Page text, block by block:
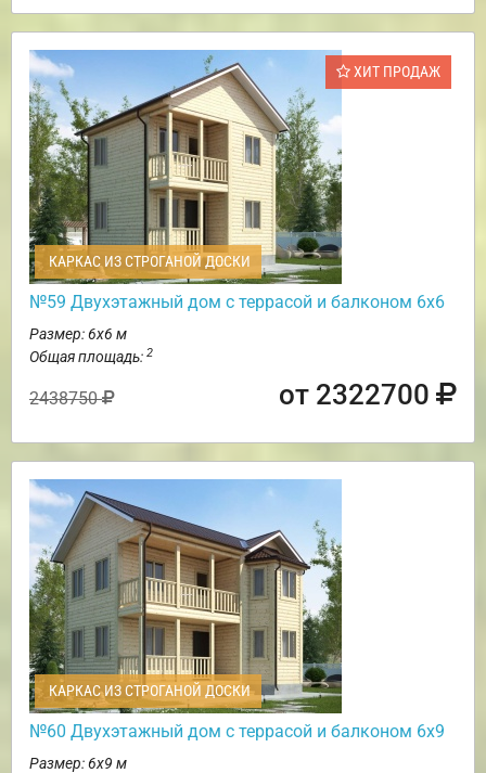
ХИТ ПРОДАЖ
КАРКАС ИЗ СТРОГАНОЙ ДОСКИ
№59 Двухэтажный дом с террасой и балконом 6х6
Размер: 6х6 м
Общая площадь: 2
2438750 от 2322700
КАРКАС ИЗ СТРОГАНОЙ ДОСКИ
№60 Двухэтажный дом с террасой и балконом 6х9
Размер: 6х9 м